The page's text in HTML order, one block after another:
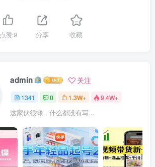
点赞9 分享 收藏
admin 关注
1341 0 1.3W+ 9.4W+
这家伙很懒，什么都没有写...